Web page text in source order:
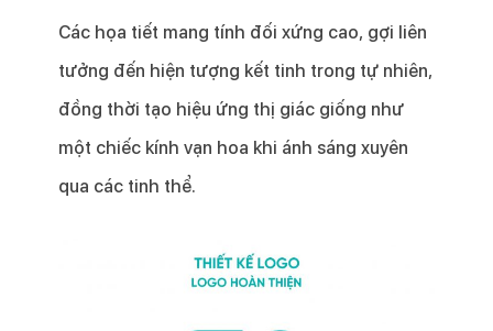
Các họa tiết mang tính đối xứng cao, gợi liên
tưởng đến hiện tượng kết tinh trong tự nhiên,
đồng thời tạo hiệu ứng thị giác giống như
một chiếc kính vạn hoa khi ánh sáng xuyên
qua các tinh thể.